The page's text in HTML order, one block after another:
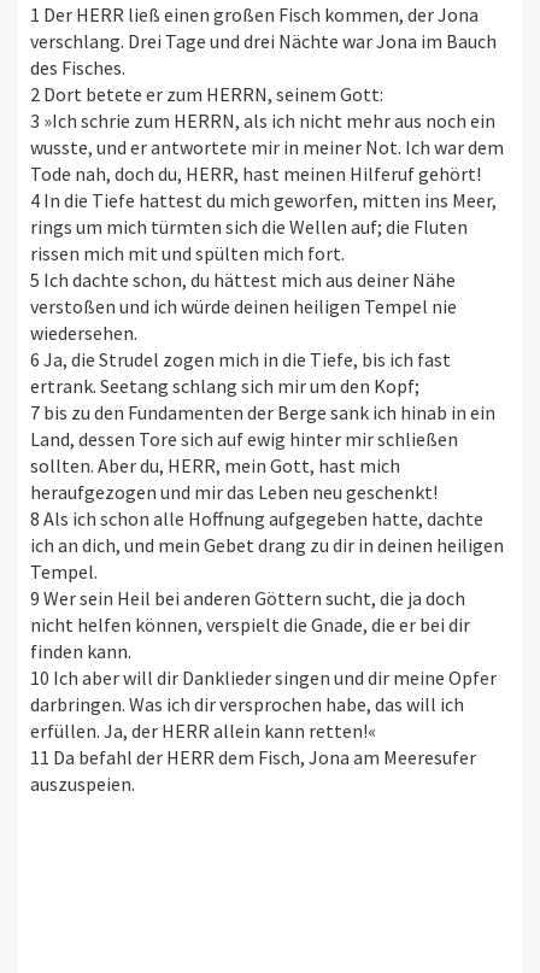
1 Der HERR ließ einen großen Fisch kommen, der Jona
verschlang. Drei Tage und drei Nächte war Jona im Bauch
des Fisches.
2 Dort betete er zum HERRN, seinem Gott:
3 »Ich schrie zum HERRN, als ich nicht mehr aus noch ein
wusste, und er antwortete mir in meiner Not. Ich war dem
Tode nah, doch du, HERR, hast meinen Hilferuf gehört!
4 In die Tiefe hattest du mich geworfen, mitten ins Meer,
rings um mich türmten sich die Wellen auf; die Fluten
rissen mich mit und spülten mich fort.
5 Ich dachte schon, du hättest mich aus deiner Nähe
verstoßen und ich würde deinen heiligen Tempel nie
wiedersehen.
6 Ja, die Strudel zogen mich in die Tiefe, bis ich fast
ertrank. Seetang schlang sich mir um den Kopf;
7 bis zu den Fundamenten der Berge sank ich hinab in ein
Land, dessen Tore sich auf ewig hinter mir schließen
sollten. Aber du, HERR, mein Gott, hast mich
heraufgezogen und mir das Leben neu geschenkt!
8 Als ich schon alle Hoffnung aufgegeben hatte, dachte
ich an dich, und mein Gebet drang zu dir in deinen heiligen
Tempel.
9 Wer sein Heil bei anderen Göttern sucht, die ja doch
nicht helfen können, verspielt die Gnade, die er bei dir
finden kann.
10 Ich aber will dir Danklieder singen und dir meine Opfer
darbringen. Was ich dir versprochen habe, das will ich
erfüllen. Ja, der HERR allein kann retten!«
11 Da befahl der HERR dem Fisch, Jona am Meeresufer
auszuspeien.